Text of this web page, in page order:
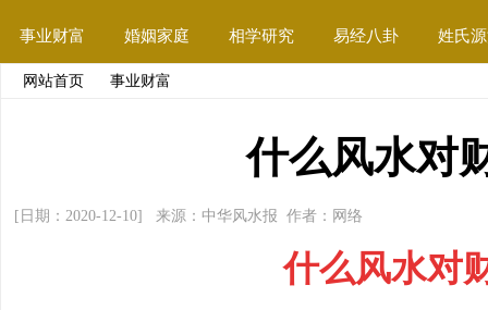
事业财富 婚姻家庭 相学研究 易经八卦 姓氏
网站首页 事业财富
什么风水对
[日期：2020-12-10] 来源：中华风水报 作者：网络
什么风水对